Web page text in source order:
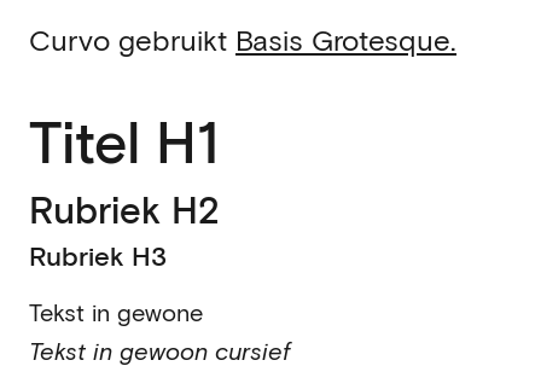
Curvo gebruikt Basis Grotesque.
Titel H1
Rubriek H2
Rubriek H3
Tekst in gewone
Tekst in gewoon cursief